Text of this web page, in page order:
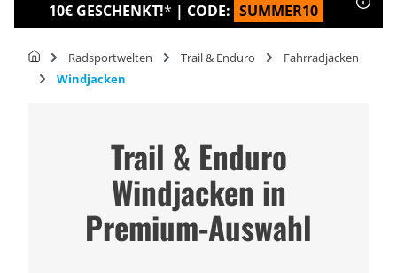
10€ GESCHENKT!* | CODE: SUMMER10
Radsportwelten Trail & Enduro
Fahrradjacken
Windjacken
Trail & Enduro
Windjacken in
Premium-Auswahl